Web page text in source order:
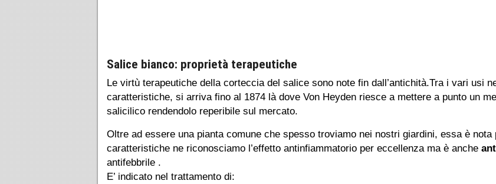
Salice bianco: proprietà terapeutiche
Le virtù terapeutiche della corteccia del salice sono note fin dall’antichità.Tra i vari usi
caratteristiche, si arriva fino al 1874 là dove Von Heyden riesce a mettere a punto un
salicilico rendendolo reperibile sul mercato.
Oltre ad essere una pianta comune che spesso troviamo nei nostri giardini, essa è
caratteristiche ne riconosciamo l’effetto antinfiammatorio per eccellenza ma è anche
antifebbrile .
E’ indicato nel trattamento di: